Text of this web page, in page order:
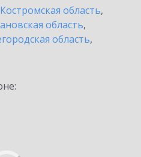
Костромская область,
область,
область,